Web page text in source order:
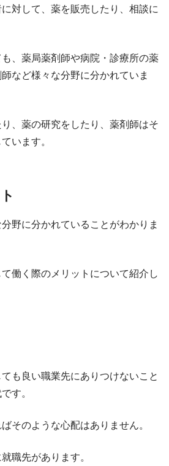
対して、薬を販売したり、相談に
、薬局薬剤師や病院・診療所の薬
など様々な分野に分かれていま
、薬の研究をしたり、薬剤師はそ
います。
野に分かれていることがわかりま
働く際のメリットについて紹介し
も良い職業先にありつけないこと
す。
そのような心配はありません。
職先があります。